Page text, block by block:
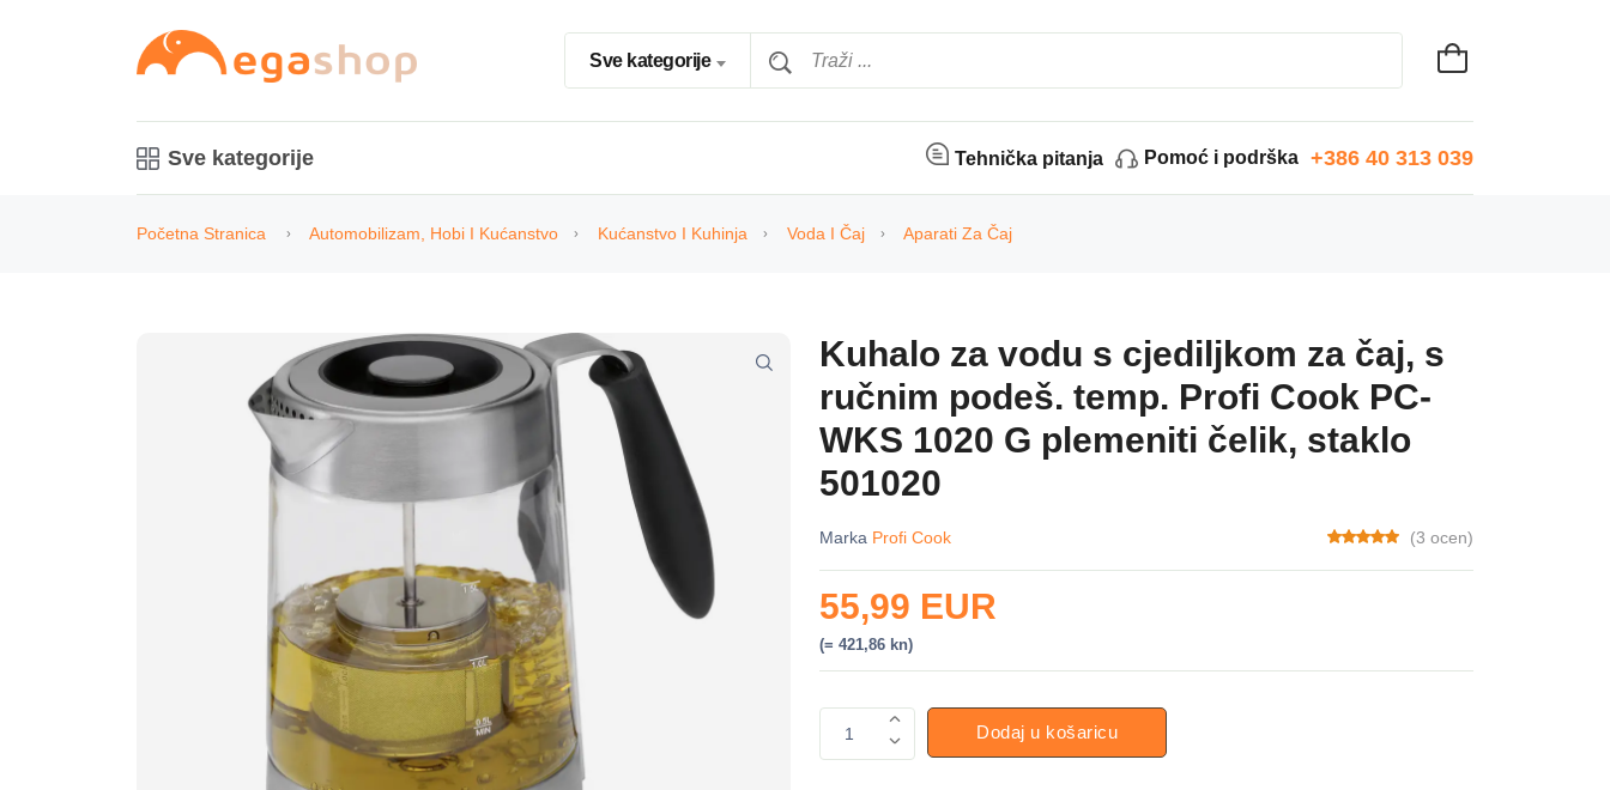
Sve kategorije
Sve kategorije Tehnička pitanja Pomoć i podrška +386 40 313 039
Početna Stranica Automobilizam, Hobi I Kućanstvo Kućanstvo I Kuhinja Voda I Čaj Aparati Za Čaj
Kuhalo za vodu s cjediljkom za čaj, s
ručnim podeš. temp. Profi Cook PC-
WKS 1020 G plemeniti čelik, staklo
501020
Marka Profi Cook (3 ocen)
55,99 EUR
(= 421,86 kn)
1 Dodaj u košaricu